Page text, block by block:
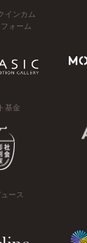
インカム
ォーム
基金
ース